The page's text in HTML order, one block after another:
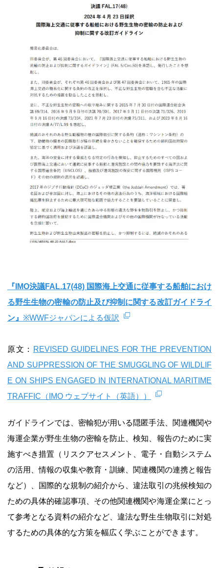
『IMO決議FAL.17(48) 国際海上交通に従事する船舶におけ
る野生生物の密輸の防止及び抑制に関する改訂ガイドライ
ン』 ※WWFジャパンによる仮訳
原文：
REVISED GUIDELINES FOR THE PREVENTION
AND SUPPRESSION OF THE SMUGGLING OF WILDLIF
E ON SHIPS ENGAGED IN INTERNATIONAL MARITIME
TRAFFIC（IMO ウェブサイト（英語））
ガイドラインでは、密輸犯が用いる隠匿手法、関連機関や
海運企業が野生生物の密輸を防止、検知、報告のために実
施すべき措置（リスクアセスメント、電子・自動システム
の活用、情報の収集や教育・訓練、関連機関の連携と報告
など）、国際的な規制の紹介から、違法取引の兆候検知の
ための具体的確認事項、その他関連機関や海運企業にとっ
て参考となる資料の紹介など、違法な野生生物取引に対処
するための具体的な方策を幅広く学ぶことができます。